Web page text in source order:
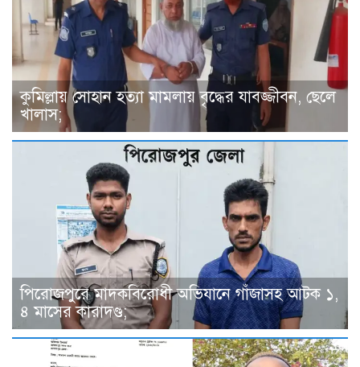
কুমিল্লায় সোহান হত্যা মামলায় বৃদ্ধের যাবজ্জীবন, ছেলে
খালাস;
পিরোজপুরে মাদকবিরোধী অভিযানে গাঁজাসহ আটক ১,
৪ মাসের কারাদণ্ড;